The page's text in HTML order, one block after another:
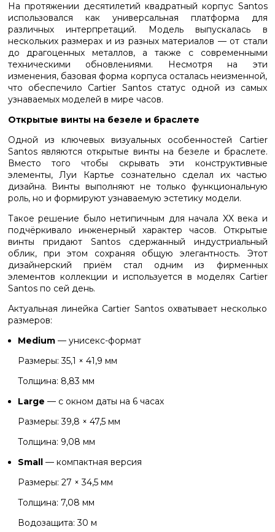
На протяжении десятилетий квадратный корпус Santos
использовался как универсальная платформа для
различных интерпретаций. Модель выпускалась в
нескольких размерах и из разных материалов — от стали
до драгоценных металлов, а также с современными
техническими обновлениями. Несмотря на эти
изменения, базовая форма корпуса осталась неизменной,
что обеспечило Cartier Santos статус одной из самых
узнаваемых моделей в мире часов.
Открытые винты на безеле и браслете
Одной из ключевых визуальных особенностей Cartier
Santos являются открытые винты на безеле и браслете.
Вместо того чтобы скрывать эти конструктивные
элементы, Луи Картье сознательно сделал их частью
дизайна. Винты выполняют не только функциональную
роль, но и формируют узнаваемую эстетику модели.
Такое решение было нетипичным для начала XX века и
подчёркивало инженерный характер часов. Открытые
винты придают Santos сдержанный индустриальный
облик, при этом сохраняя общую элегантность. Этот
дизайнерский приём стал одним из фирменных
элементов коллекции и используется в моделях Cartier
Santos по сей день.
Актуальная линейка Cartier Santos охватывает несколько
размеров:
Medium— унисекс-формат
Размеры: 35,1 × 41,9 мм
Толщина: 8,83 мм
Large — с окном даты на 6 часах
Размеры: 39,8 × 47,5 мм
Толщина: 9,08 мм
Small— компактная версия
Размеры: 27 × 34,5 мм
Толщина: 7,08 мм
Водозащита: 30 м